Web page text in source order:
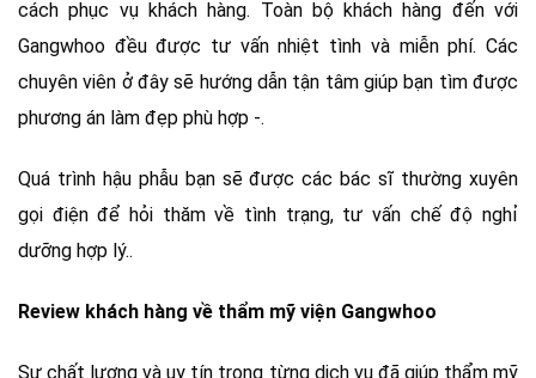
cách phục vụ khách hàng. Toàn bộ khách hàng đến với
Gangwhoo đều được tư vấn nhiệt tình và miễn phí. Các
chuyên viên ở đây sẽ hướng dẫn tận tâm giúp bạn tìm được
phương án làm đẹp phù hợp -.
Quá trình hậu phẫu bạn sẽ được các bác sĩ thường xuyên
gọi điện để hỏi thăm về tình trạng, tư vấn chế độ nghỉ
dưỡng hợp lý..
Review khách hàng về thẩm mỹ viện Gangwhoo
Sự chất lượng và uy tín trong từng dịch vụ đã giúp thẩm mỹ